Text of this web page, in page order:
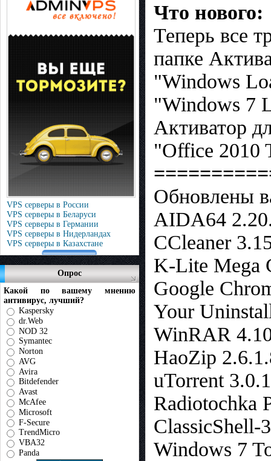
VPS серверы в России
VPS серверы в Беларуси
VPS серверы в Германии
VPS серверы в Нидерландах
VPS серверы в Казахстане
Опрос
Какой по вашему мнению
антивирус, лучший?
Kaspersky
dr.Web
NOD 32
Symantec
Norton
AVG
Avira
Bitdefender
Avast
McAfee
Microsoft
F-Secure
TrendMicro
VBA32
Panda
Что нового:
Теперь все
папке
"Windows
"Windows 7
Активатор
"Office 2010
Обновлены
AIDA64
CCleaner
K-Lite Mega
Google
Your
WinRAR
HaoZip
uTorrent
Radiotochka
ClassicShell-
Windows 7